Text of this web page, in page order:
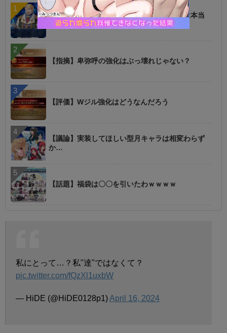
【話題】低レアを育てた方が強いというのは本当
に罠
【指摘】卑弥呼の強化はぶっ壊れじゃない？
【評価】Wジル強化はどうなんだろう
【議論】実装してほしい型月キャラは相変わらず
か…
【話題】福袋は〇〇を引いたわｗｗｗｗ
私にとって…？私"達"ではなくて？
pic.twitter.com/fQzXl1uxbW
— HiDE (@HiDE0128p1)April 16, 2024